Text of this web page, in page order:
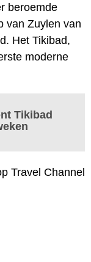
beroemde
van Zuylen van
Het Tikibad,
moderne
Tikibad
Travel Channel